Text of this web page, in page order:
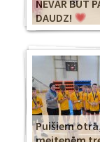
NEVAR BŪT
DAUDZ!
Puišiem